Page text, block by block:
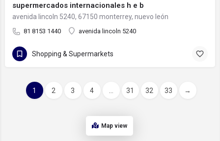
supermercados internacionales h e b
avenida lincoln 5240, 67150 monterrey, nuevo león
81 8153 1440 avenida lincoln 5240
Shopping & Supermarkets
1 2 3 4 31 32 33 →
Map view